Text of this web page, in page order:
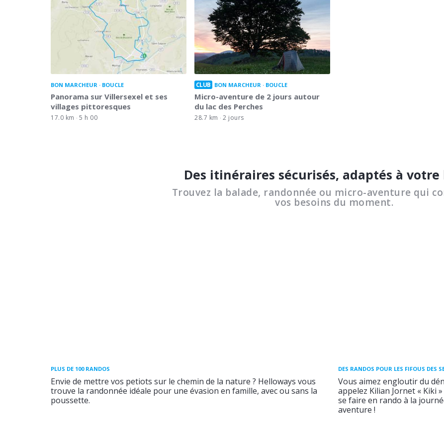
BON MARCHEUR BOUCLE
Panorama sur Villersexel et ses
villages pittoresques
17.0 km 5 h 00
CLUB BON MARCHEUR BOUCLE
Micro-aventure de 2 jours autour
du lac des Perches
28.7 km 2 jours
Des itinéraires sécurisés, adaptés à votre
Trouvez la balade, randonnée ou micro-aventure qui
vos besoins du moment.
PLUS DE 100 RANDOS
Envie de mettre vos petiots sur le chemin de la nature ? Helloways vous
trouve la randonnée idéale pour une évasion en famille, avec ou sans la
poussette.
DES RANDOS POUR LES FIFOUS DES
Vous aimez engloutir du
appelez Kilian Jornet « Kiki
se faire en rando à la
aventure !